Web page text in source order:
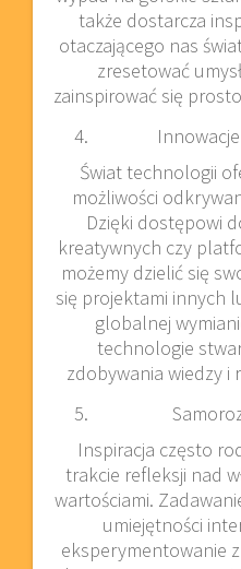
także dostarcza
otaczającego nas
zresetować
zainspirować się
Świat technologii
możliwości
Dzięki dostępowi
kreatywnych czy
możemy dzielić się
się projektami innych
globalnej
technologie
zdobywania wiedzy i
Inspiracja często
trakcie refleksji nad
wartościami.
umiejętności
eksperymentowanie